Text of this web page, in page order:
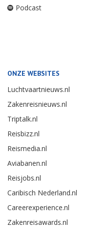
Podcast
ONZE WEBSITES
Luchtvaartnieuws.nl
Zakenreisnieuws.nl
Triptalk.nl
Reisbizz.nl
Reismedia.nl
Aviabanen.nl
Reisjobs.nl
Caribisch Nederland.nl
Careerexperience.nl
Zakenreisawards.nl